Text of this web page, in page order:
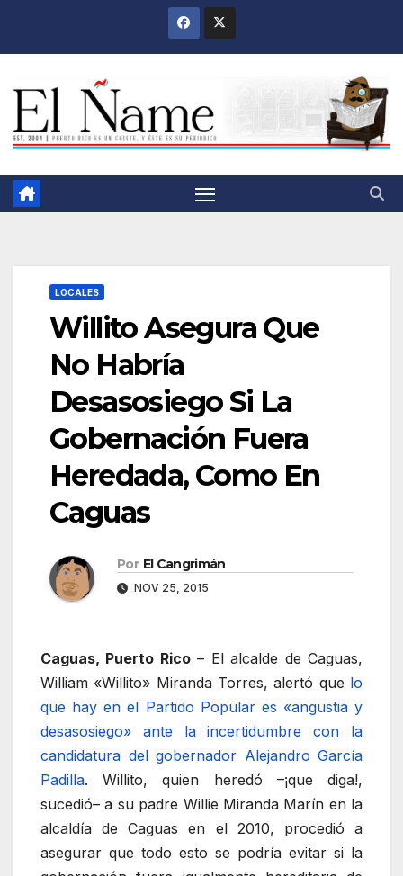
LOCALES
Willito Asegura Que
No Habría
Desasosiego Si La
Gobernación Fuera
Heredada, Como En
Caguas
Por El Cangrimán
NOV 25, 2015
Caguas, Puerto Rico– El alcalde de Caguas,
William «Willito» Miranda Torres, alertó que lo
que hay en el Partido Popular es «angustia y
desasosiego» ante la incertidumbre con la
candidatura del gobernador Alejandro García
Padilla. Willito, quien heredó –¡que diga!,
sucedió– a su padre Willie Miranda Marín en la
alcaldía de Caguas en el 2010, procedió a
asegurar que todo esto se podría evitar si la